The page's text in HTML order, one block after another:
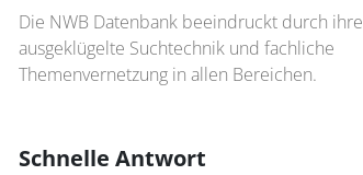
Die NWB Datenbank beeindruckt durch ihre
ausgeklügelte Suchtechnik und fachliche
Themenvernetzung in allen Bereichen.
Schnelle Antwort